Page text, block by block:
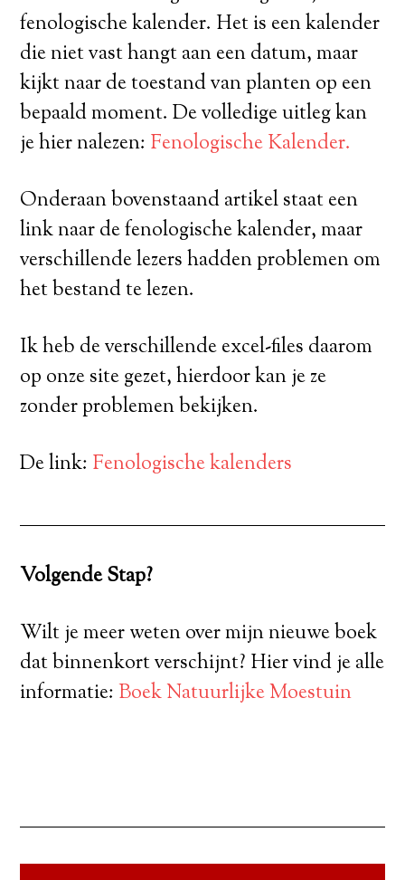
fenologische kalender. Het is een kalender
die niet vast hangt aan een datum, maar
kijkt naar de toestand van planten op een
bepaald moment. De volledige uitleg kan
je hier nalezen: Fenologische Kalender.
Onderaan bovenstaand artikel staat een
link naar de fenologische kalender, maar
verschillende lezers hadden problemen om
het bestand te lezen.
Ik heb de verschillende excel-files daarom
op onze site gezet, hierdoor kan je ze
zonder problemen bekijken.
De link: Fenologische kalenders
Volgende Stap?
Wilt je meer weten over mijn nieuwe boek
dat binnenkort verschijnt? Hier vind je alle
informatie:Boek Natuurlijke Moestuin